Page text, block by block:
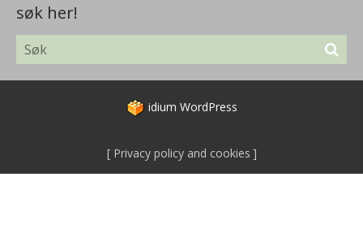
søk her!
idium WordPress
Privacy policy and cookies